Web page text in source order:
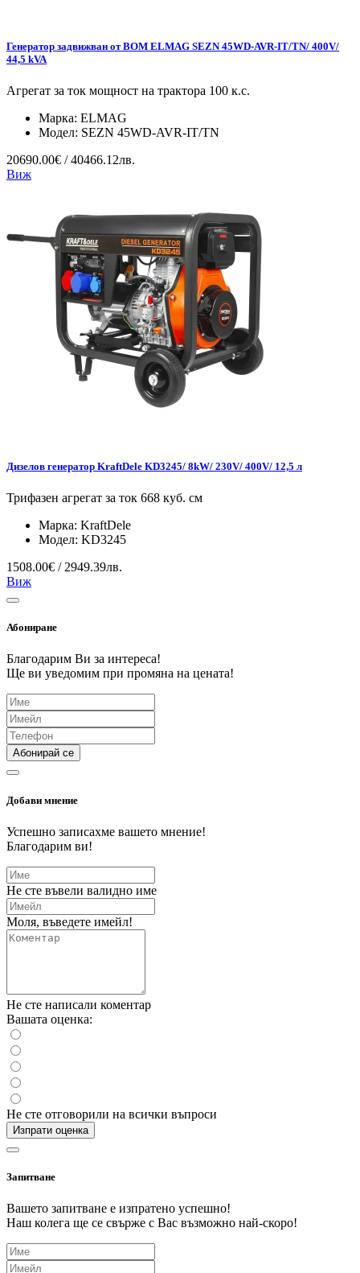
Генератор задвижван от ВОМ ELMAG SEZN 45WD-AVR-IT/TN/ 400V/
44,5 kVA
Агрегат за ток мощност на трактора 100 к.с.
Марка: ELMAG
Модел: SEZN 45WD-AVR-IT/TN
20690.00€ / 40466.12лв.
Виж
Дизелов генератор KraftDele KD3245/ 8kW/ 230V/ 400V/ 12,5 л
Трифазен агрегат за ток 668 куб. см
Марка: KraftDele
Модел: KD3245
1508.00€ / 2949.39лв.
Виж
Абониране
Благодарим Ви за интереса!
Ще ви уведомим при промяна на цената!
Абонирай се
Добави мнение
Успешно записахме вашето мнение!
Благодарим ви!
Не сте въвели валидно име
Моля, въведете имейл!
Не сте написали коментар
Вашата оценка:
Не сте отговорили на всички въпроси
Изпрати оценка
Запитване
Вашето запитване е изпратено успешно!
Наш колега ще се свърже с Вас възможно най-скоро!